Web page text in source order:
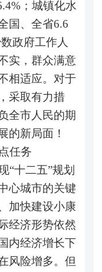
；城镇化水
国、全省6.6
政府工作人
实，群众满意
相适应。对于
采取有力措
全市人民的期
的新局面！
任务
“十二五”规划
心城市的关键
加快建设小康
经济形势依然
内经济增长下
风险增多。但